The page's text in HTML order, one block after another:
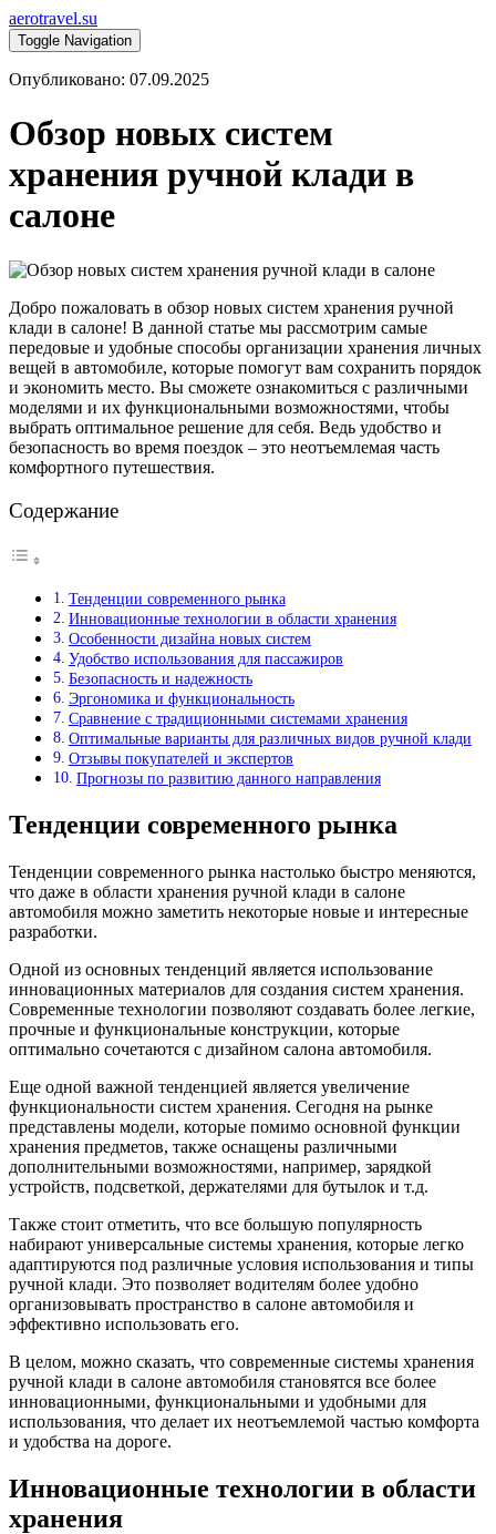
aerotravel.su
Toggle Navigation
Опубликовано: 07.09.2025
Обзор новых систем
хранения ручной клади в
салоне
Добро пожаловать в обзор новых систем хранения ручной
клади в салоне! В данной статье мы рассмотрим самые
передовые и удобные способы организации хранения личных
вещей в автомобиле, которые помогут вам сохранить порядок
и экономить место. Вы сможете ознакомиться с различными
моделями и их функциональными возможностями, чтобы
выбрать оптимальное решение для себя. Ведь удобство и
безопасность во время поездок – это неотъемлемая часть
комфортного путешествия.
Содержание
Тенденции современного рынка
Инновационные технологии в области хранения
Особенности дизайна новых систем
Удобство использования для пассажиров
Безопасность и надежность
Эргономика и функциональность
Сравнение с традиционными системами хранения
Оптимальные варианты для различных видов ручной клади
Отзывы покупателей и экспертов
Прогнозы по развитию данного направления
Тенденции современного рынка
Тенденции современного рынка настолько быстро меняются,
что даже в области хранения ручной клади в салоне
автомобиля можно заметить некоторые новые и интересные
разработки.
Одной из основных тенденций является использование
инновационных материалов для создания систем хранения.
Современные технологии позволяют создавать более легкие,
прочные и функциональные конструкции, которые
оптимально сочетаются с дизайном салона автомобиля.
Еще одной важной тенденцией является увеличение
функциональности систем хранения. Сегодня на рынке
представлены модели, которые помимо основной функции
хранения предметов, также оснащены различными
дополнительными возможностями, например, зарядкой
устройств, подсветкой, держателями для бутылок и т.д.
Также стоит отметить, что все большую популярность
набирают универсальные системы хранения, которые легко
адаптируются под различные условия использования и типы
ручной клади. Это позволяет водителям более удобно
организовывать пространство в салоне автомобиля и
эффективно использовать его.
В целом, можно сказать, что современные системы хранения
ручной клади в салоне автомобиля становятся все более
инновационными, функциональными и удобными для
использования, что делает их неотъемлемой частью комфорта
и удобства на дороге.
Инновационные технологии в области
хранения